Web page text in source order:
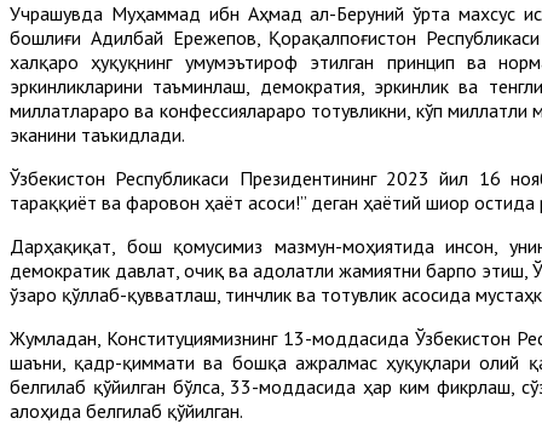
Учрашувда Муҳаммад ибн Аҳмад ал-Беруний ўрта махсус
бошлиғи Адилбай Ережепов, Қорақалпоғистон
халқаро ҳуқуқнинг умумэътироф этилган принцип ва
эркинликларини таъминлаш, демократия, эркинлик ва
миллатлараро ва конфессиялараро тотувликни, кўп
эканини таъкидлади.
Ўзбекистон Республикаси Президентининг 2023 йил 16
тараққиёт ва фаровон ҳаёт асоси!” деган ҳаётий шиор
Дарҳақиқат, бош қомусимиз мазмун-моҳиятида инсон,
демократик давлат, очиқ ва адолатли жамиятни барпо этиш,
ўзаро қўллаб-қувватлаш, тинчлик ва тотувлик асосида
Жумладан, Конституциямизнинг 13-моддасида Ўзбекистон
шаъни, қадр-қиммати ва бошқа ажралмас ҳуқуқлари олий
белгилаб қўйилган бўлса, 33-моддасида ҳар ким фикрлаш,
алоҳида белгилаб қўйилган.